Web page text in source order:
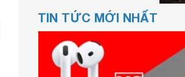
TIN TỨC MỚI NHẤT